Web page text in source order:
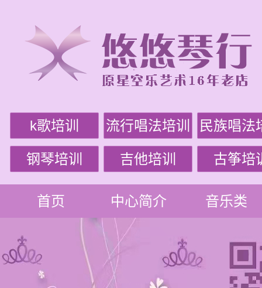
k歌培训 流行唱法培训 民族唱法
钢琴培训 吉他培训 古筝培
首页 中心简介 音乐类